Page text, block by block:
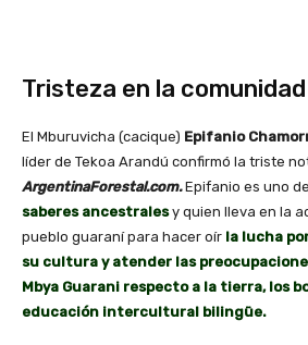
Tristeza en la comunidad
El Mburuvicha (cacique) Epifanio
líder de Tekoa Arandú confirmó la triste
ArgentinaForestal.com.Epifanio es uno
saberes ancestrales y quien lleva en la
pueblo guaraní para hacer oír la lucha
su cultura y atender las
Mbya Guarani respecto a la tierra, los
educación intercultural bilingüe.